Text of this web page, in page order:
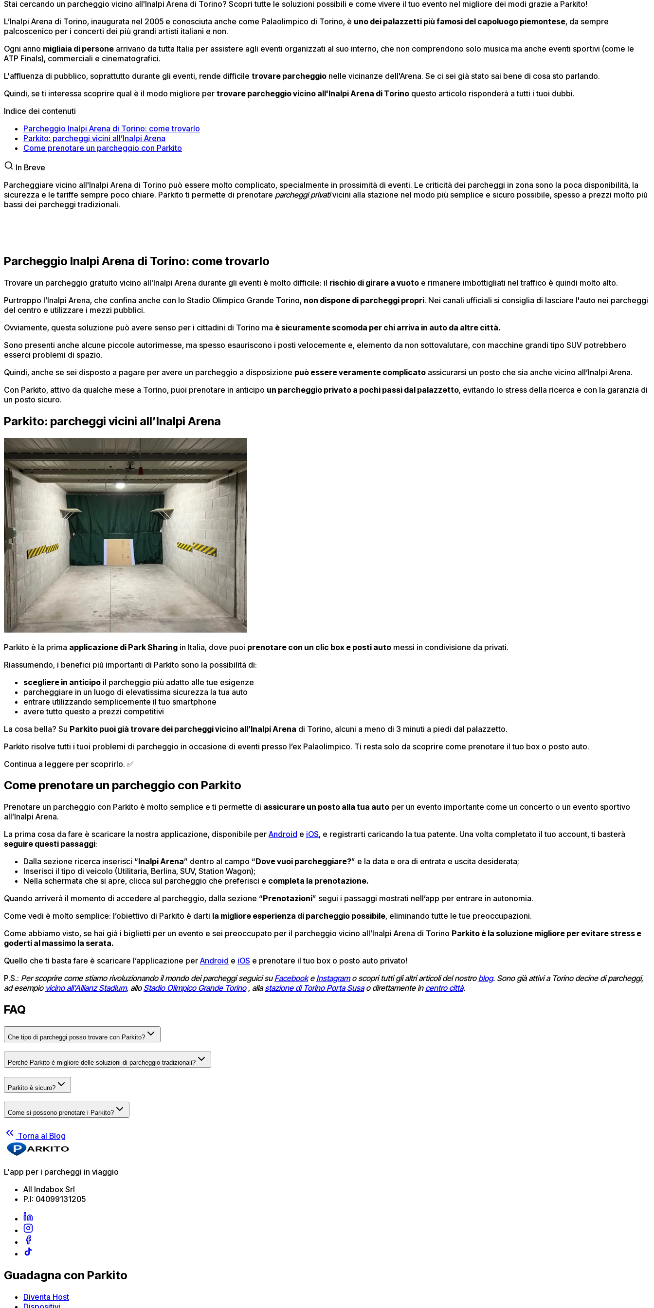
Stai cercando un parcheggio vicino all'Inalpi Arena di Torino? Scopri tutte le soluzioni possibili e come vivere il tuo evento nel migliore dei modi grazie a Parkito!
L’Inalpi Arena di Torino, inaugurata nel 2005 e conosciuta anche come Palaolimpico di Torino, è uno dei palazzetti più famosi del capoluogo piemontese, da sempre
palcoscenico per i concerti dei più grandi artisti italiani e non.
Ogni anno migliaia di persone arrivano da tutta Italia per assistere agli eventi organizzati al suo interno, che non comprendono solo musica ma anche eventi sportivi (come le
ATP Finals), commerciali e cinematografici.
L'affluenza di pubblico, soprattutto durante gli eventi, rende difficile trovare parcheggio nelle vicinanze dell'Arena. Se ci sei già stato sai bene di cosa sto parlando.
Quindi, se ti interessa scoprire qual è il modo migliore per trovare parcheggio vicino all'Inalpi Arena di Torino questo articolo risponderà a tutti i tuoi dubbi.
Indice dei contenuti
Parcheggio Inalpi Arena di Torino: come trovarlo
Parkito: parcheggi vicini all’Inalpi Arena
Come prenotare un parcheggio con Parkito
In Breve
Parcheggiare vicino all'Inalpi Arena di Torino può essere molto complicato, specialmente in prossimità di eventi. Le criticità dei parcheggi in zona sono la poca disponibilità, la
sicurezza e le tariffe sempre poco chiare. Parkito ti permette di prenotare parcheggi privativicini alla stazione nel modo più semplice e sicuro possibile, spesso a prezzi molto più
bassi dei parcheggi tradizionali.
Parcheggio Inalpi Arena di Torino: come trovarlo
Trovare un parcheggio gratuito vicino all'Inalpi Arena durante gli eventi è molto difficile: il rischio di girare a vuoto e rimanere imbottigliati nel traffico è quindi molto alto.
Purtroppo l’Inalpi Arena, che confina anche con lo Stadio Olimpico Grande Torino, non dispone di parcheggi propri. Nei canali ufficiali si consiglia di lasciare l'auto nei parcheggi
del centro e utilizzare i mezzi pubblici.
Ovviamente, questa soluzione può avere senso per i cittadini di Torino ma è sicuramente scomoda per chi arriva in auto da altre città.
Sono presenti anche alcune piccole autorimesse, ma spesso esauriscono i posti velocemente e, elemento da non sottovalutare, con macchine grandi tipo SUV potrebbero
esserci problemi di spazio.
Quindi, anche se sei disposto a pagare per avere un parcheggio a disposizione può essere veramente complicato assicurarsi un posto che sia anche vicino all’Inalpi Arena.
Con Parkito, attivo da qualche mese a Torino, puoi prenotare in anticipo un parcheggio privato a pochi passi dal palazzetto, evitando lo stress della ricerca e con la garanzia di
un posto sicuro.
Parkito: parcheggi vicini all’Inalpi Arena
Parkito è la prima applicazione di Park Sharing in Italia, dove puoi prenotare con un clic box e posti auto messi in condivisione da privati.
Riassumendo, i benefici più importanti di Parkito sono la possibilità di:
scegliere in anticipo il parcheggio più adatto alle tue esigenze
parcheggiare in un luogo di elevatissima sicurezza la tua auto
entrare utilizzando semplicemente il tuo smartphone
avere tutto questo a prezzi competitivi
La cosa bella? Su Parkito puoi già trovare dei parcheggi vicino all’Inalpi Arena di Torino, alcuni a meno di 3 minuti a piedi dal palazzetto.
Parkito risolve tutti i tuoi problemi di parcheggio in occasione di eventi presso l’ex Palaolimpico. Ti resta solo da scoprire come prenotare il tuo box o posto auto.
Continua a leggere per scoprirlo. ✅
Come prenotare un parcheggio con Parkito
Prenotare un parcheggio con Parkito è molto semplice e ti permette di assicurare un posto alla tua auto per un evento importante come un concerto o un evento sportivo
all’Inalpi Arena.
La prima cosa da fare è scaricare la nostra applicazione, disponibile per Android e iOS, e registrarti caricando la tua patente. Una volta completato il tuo account, ti basterà
seguire questi passaggi:
Dalla sezione ricerca inserisci “Inalpi Arena” dentro al campo “Dove vuoi parcheggiare?” e la data e ora di entrata e uscita desiderata;
Inserisci il tipo di veicolo (Utilitaria, Berlina, SUV, Station Wagon);
Nella schermata che si apre, clicca sul parcheggio che preferisci e completa la prenotazione.
Quando arriverà il momento di accedere al parcheggio, dalla sezione “Prenotazioni” segui i passaggi mostrati nell’app per entrare in autonomia.
Come vedi è molto semplice: l’obiettivo di Parkito è darti la migliore esperienza di parcheggio possibile, eliminando tutte le tue preoccupazioni.
Come abbiamo visto, se hai già i biglietti per un evento e sei preoccupato per il parcheggio vicino all’Inalpi Arena di Torino Parkito è la soluzione migliore per evitare stress e
goderti al massimo la serata.
Quello che ti basta fare è scaricare l’applicazione per Android e iOS e prenotare il tuo box o posto auto privato!
P.S.: Per scoprire come stiamo rivoluzionando il mondo dei parcheggi seguici su Facebook e Instagram o scopri tutti gli altri articoli del nostro blog. Sono già attivi a Torino decine di parcheggi,
ad esempio vicino all'Allianz Stadium, allo Stadio Olimpico Grande Torino , alla stazione di Torino Porta Susa o direttamente in centro città.
FAQ
Che tipo di parcheggi posso trovare con Parkito?
Perché Parkito è migliore delle soluzioni di parcheggio tradizionali?
Parkito è sicuro?
Come si possono prenotare i Parkito?
Torna al Blog
L'app per i parcheggi in viaggio
All Indabox Srl
P.I: 04099131205
Guadagna con Parkito
Diventa Host